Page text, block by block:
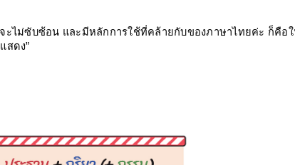
ะไม่ซับซ้อน และมีหลักการใช้ที่คล้ายกับของภาษาไทยค่ะ ก็คือ
สดง”